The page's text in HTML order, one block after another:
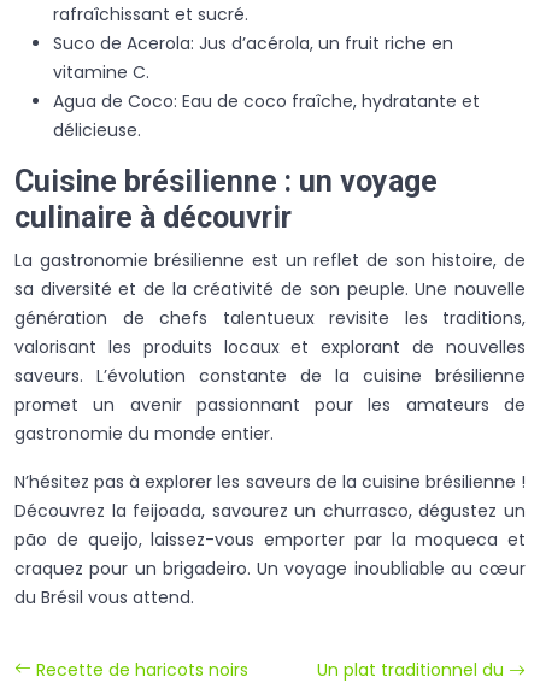
rafraîchissant et sucré.
Suco de Acerola: Jus d’acérola, un fruit riche en
vitamine C.
Agua de Coco: Eau de coco fraîche, hydratante et
délicieuse.
Cuisine brésilienne : un voyage
culinaire à découvrir
La gastronomie brésilienne est un reflet de son histoire, de
sa diversité et de la créativité de son peuple. Une nouvelle
génération de chefs talentueux revisite les traditions,
valorisant les produits locaux et explorant de nouvelles
saveurs. L’évolution constante de la cuisine brésilienne
promet un avenir passionnant pour les amateurs de
gastronomie du monde entier.
N’hésitez pas à explorer les saveurs de la cuisine brésilienne !
Découvrez la feijoada, savourez un churrasco, dégustez un
pão de queijo, laissez-vous emporter par la moqueca et
craquez pour un brigadeiro. Un voyage inoubliable au cœur
du Brésil vous attend.
Recette de haricots noirs
Un plat traditionnel du